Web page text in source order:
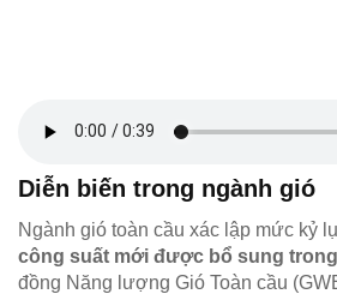
Diễn biến trong ngành gió
Ngành gió toàn cầu xác lập mức kỷ
công suất mới được bổ sung
đồng Năng lượng Gió Toàn cầu